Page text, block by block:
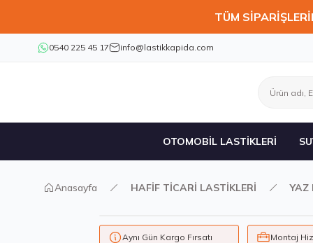
TÜM
0540 225 45 17 info@lastikkapida.com
OTOMOBİL LASTİKLERİ
Anasayfa HAFİF TİCARİ LASTİKLERİ YAZ
Aynı Gün Kargo Fırsatı Montaj